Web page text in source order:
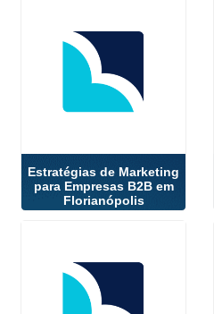
Estratégias de Marketing
para Empresas B2B em
Florianópolis